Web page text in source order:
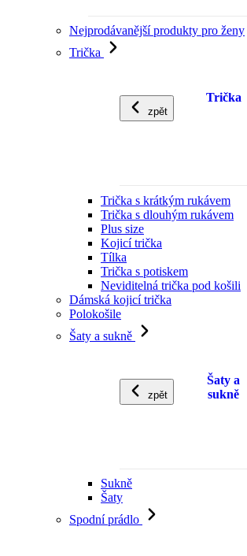
Nejprodávanější produkty pro ženy
Trička
zpět
Trička
Trička s krátkým rukávem
Trička s dlouhým rukávem
Plus size
Kojicí trička
Tílka
Trička s potiskem
Neviditelná trička pod košili
Dámská kojicí trička
Polokošile
Šaty a sukně
zpět
Šaty a
sukně
Sukně
Šaty
Spodní prádlo